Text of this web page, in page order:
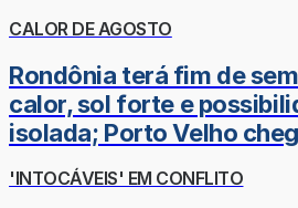
CALOR DE AGOSTO
Rondônia terá fim de
calor, sol forte e
isolada; Porto Velho
'INTOCÁVEIS' EM CONFLITO